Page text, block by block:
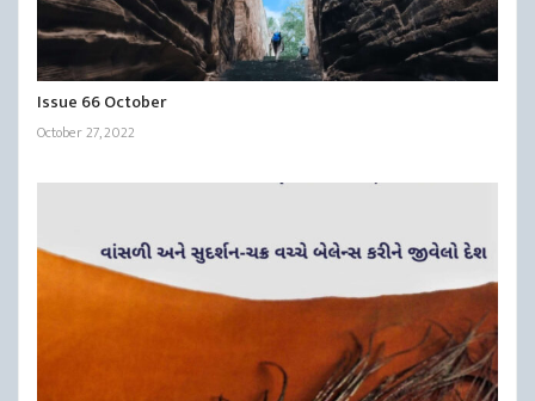
Issue 66 October
October 27, 2022